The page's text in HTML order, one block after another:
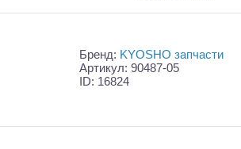
Шорт-корсы
Бренд: KYOSHO запчасти
Артикул: 90487-05
ID: 16824